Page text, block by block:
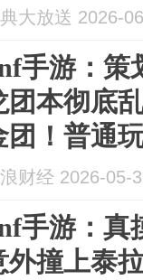
大放送 2026-
手游：策
团本彻底
团！普通
睛依旧...
财经 2026-05-
手游：真
外撞上泰